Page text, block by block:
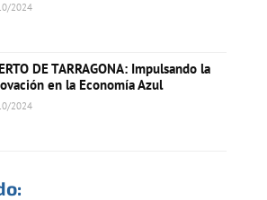
2024
DE TARRAGONA: Impulsando la
en la Economía Azul
2024